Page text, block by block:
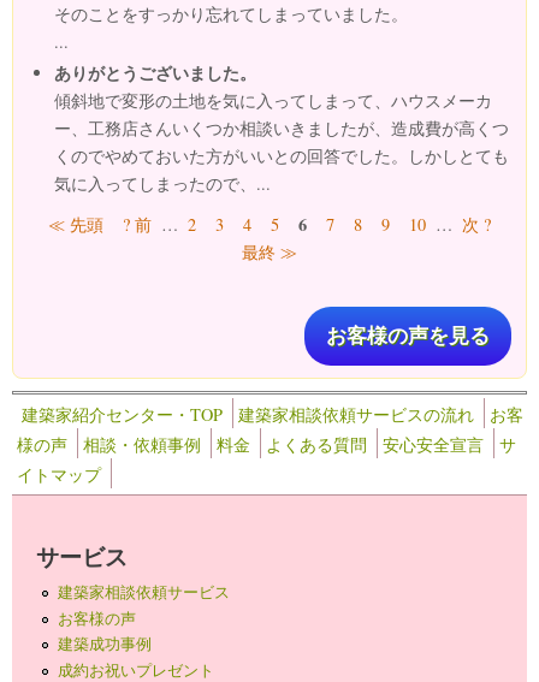
そのことをすっかり忘れてしまっていました。
...
ありがとうございました。
傾斜地で変形の土地を気に入ってしまって、ハウスメーカ
ー、工務店さんいくつか相談いきましたが、造成費が高くつ
くのでやめておいた方がいいとの回答でした。しかしとても
気に入ってしまったので、...
ページ
≪ 先頭 ? 前 … 2 3 4 5 6 7 8 9 10 … 次 ?
最終 ≫
お客様の声を見る
建築家紹介センター・TOP 建築家相談依頼サービスの流れ
お客
様の声
相談・依頼事例 料金 よくある質問 安心安全宣言
サ
イトマップ
サービス
建築家相談依頼サービス
お客様の声
建築成功事例
成約お祝いプレゼント